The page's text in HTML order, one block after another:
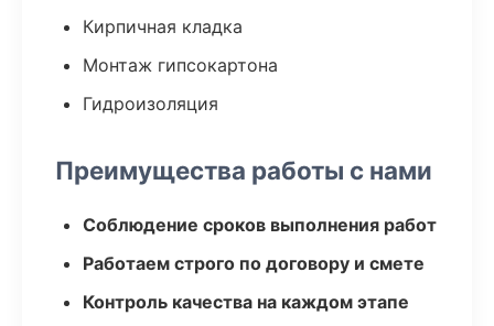
Кирпичная кладка
Монтаж гипсокартона
Гидроизоляция
Преимущества работы с нами
Соблюдение сроков выполнения работ
Работаем строго по договору и смете
Контроль качества на каждом этапе